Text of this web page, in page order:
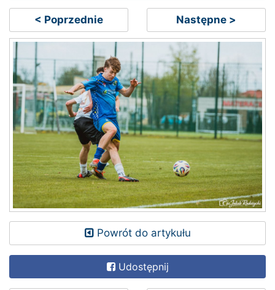
< Poprzednie Następne >
Powrót do artykułu
Udostępnij